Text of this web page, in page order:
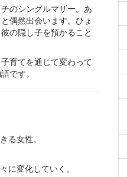
のシングルマザー。あ
偶然出会います。ひょ
の隠し子を預かること
育てを通じて変わって
です。
る女性。
に変化していく。